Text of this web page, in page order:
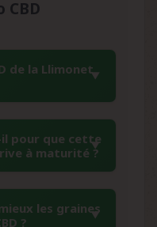
CBD
de la Llimonet
présente un ratio
7% de THC et
cannabinoïde
pour que cette
à maturité ?
d'Elite Seeds
de 9 semaines
les graines
?